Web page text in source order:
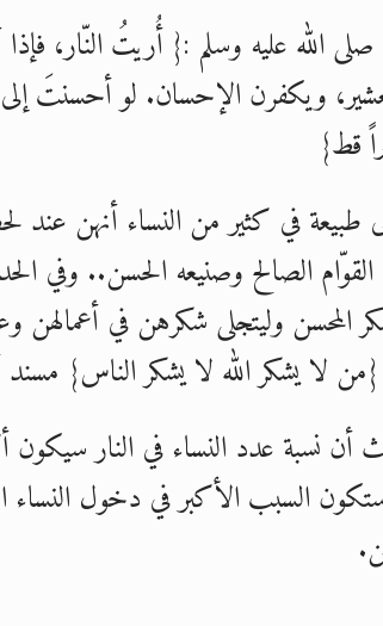
هذا الكتاب وتعرّف على حقيقة
مصوَّر لأقوال المستشرقين في خاتم
دلالات، حِكم، وأهداف >> المزيد
الله عليه وسلم :{ أُريتُ النّار،
ويكفرن الإحسان. لو أحسنتَ
قط}
طبيعة في كثير من النساء أنهن
الصالح وصنيعه الحسن.. وفي
المحسن وليتجلى شكرهن في أعمالهن
{من لا يشكر الله لا يشكر الناس}
أن نسبة عدد النساء في النار
السبب الأكبر في دخول النساء